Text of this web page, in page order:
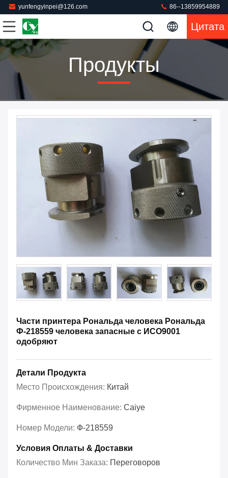
yunfengyinpei@126.com 86--13859954889
Цитата
Продукты
Части принтера Рональда человека Рональда
Ф-218559 человека запасные с ИСО9001
одобряют
Детали Продукта
Место Происхождения: Китай
Фирменное Наименование: Caiye
Номер Модели: Ф-218559
Условия Оплаты & Доставки
Количество Мин Заказа: Переговоров